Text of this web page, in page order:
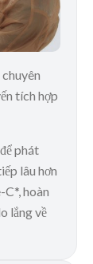
tích hợp
phát
lâu hơn
C*, hoàn
lắng về